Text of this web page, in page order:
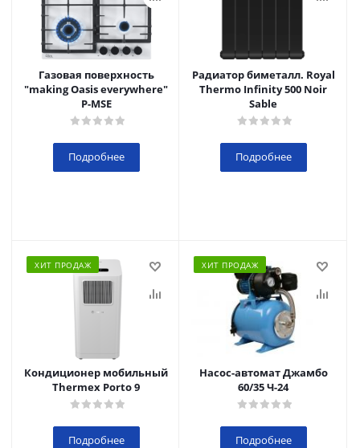
Газовая поверхность
"making Oasis everywhere"
P-MSE
Подробнее
Радиатор биметалл. Royal
Thermo Infinity 500 Noir
Sable
Подробнее
ХИТ ПРОДАЖ
Кондиционер мобильный
Thermex Porto 9
Подробнее
ХИТ ПРОДАЖ
Насос-автомат Джамбо
60/35 Ч-24
Подробнее